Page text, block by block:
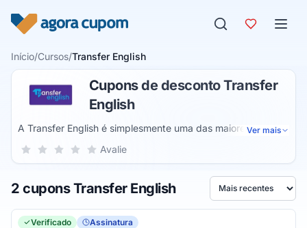
Início/Cursos/Transfer English
Cupons de desconto Transfer
English
A Transfer English é simplesmente uma das maiores
plataformas de ensino de novos idiomas, uma empresa que
onde você conta com o auxílio de profissionais qualificados
na área e que certamente irão lhe proporcionar um
aprendizado de altíssimo nível sobre a língua inglesa.
Ver mais
Sua nota para Transfer English, de 1 a 5 estrelas
5 estrelas
4 estrelas
3 estrelas
2 estrelas
1 estrela Avalie
2 cupons Transfer English Ordenar por
Verificado Assinatura